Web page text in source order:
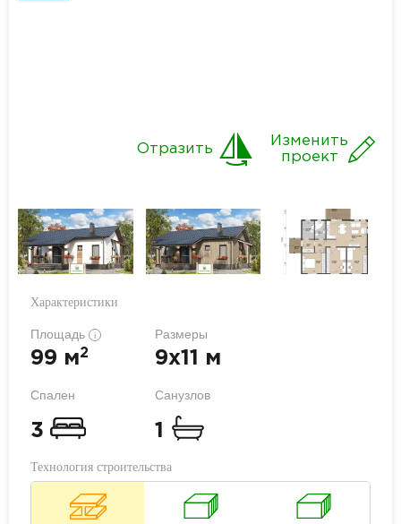
Изменить
проект
Отразить
Характеристики
Площадь i
99 м2
Размеры
9x11 м
Спален
3
Санузлов
1
Технология строительства